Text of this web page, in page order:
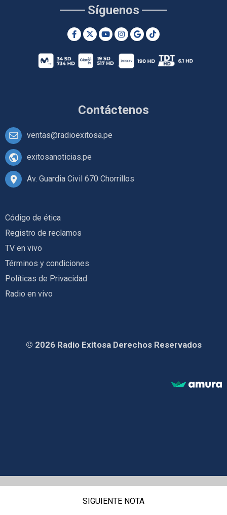
Contáctenos
ventas@radioexitosa.pe
exitosanoticias.pe
Av. Guardia Civil 670 Chorrillos
Síguenos
Código de ética
Registro de reclamos
TV en vivo
Términos y condiciones
Políticas de Privacidad
Radio en vivo
© 2026 Radio Exitosa Derechos Reservados
SIGUIENTE NOTA